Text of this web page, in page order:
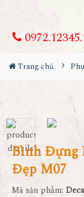
Trang chủ
Bình Đựng
Đẹp M07
Mã sản phẩm: